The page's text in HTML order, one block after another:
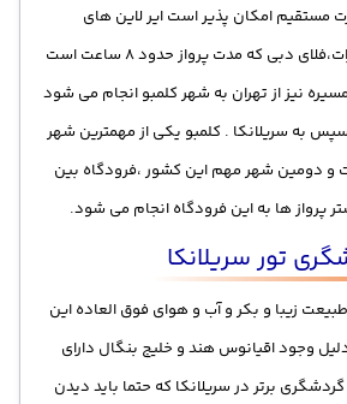
مستقیم امکان پذیر است ایر لاین های
مستقیم شامل قطر ،امارات،فلای دبی که مدت پرواز حدود 8 ساعت است
نیز از تهران به شهر کلمبو انجام می شود
سپس به سریلانکا . کلمبو یکی از مهمترین شهر
و دومین شهر مهم این کشور ،فرودگاه بین
پرواز ها به این فرودگاه انجام می شود.
تور سریلانکا
زیبا و بکر و آب و هوای فوق العاده این
وجود اقیانوس هند و خلیج بنگال دارای
برتر در سریلانکا که حتما باید دیدن